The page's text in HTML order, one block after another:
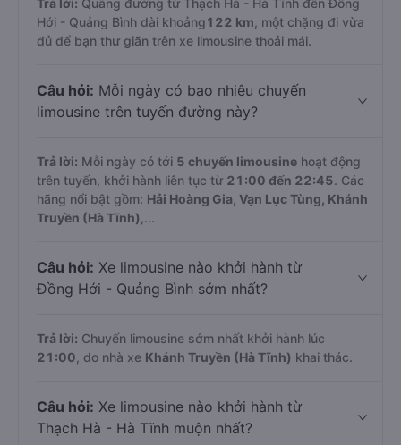
Trả lời: Quãng đường từ Thạch Hà - Hà Tĩnh đến Đồng
Hới - Quảng Bình dài khoảng122 km , một chặng đi vừa
đủ để bạn thư giãn trên xe limousine thoải mái.
Câu hỏi: Mỗi ngày có bao nhiêu chuyến
limousine trên tuyến đường này?
Trả lời: Mỗi ngày có tới 5 chuyến limousine hoạt động
trên tuyến, khởi hành liên tục từ 21:00 đến 22:45. Các
hãng nổi bật gồm: Hải Hoàng Gia, Vạn Lục Tùng, Khánh
Truyền (Hà Tĩnh) ,...
Câu hỏi: Xe limousine nào khởi hành từ
Đồng Hới - Quảng Bình sớm nhất?
Trả lời: Chuyến limousine sớm nhất khởi hành lúc
21:00 , do nhà xe Khánh Truyền (Hà Tĩnh) khai thác.
Câu hỏi: Xe limousine nào khởi hành từ
Thạch Hà - Hà Tĩnh muộn nhất?